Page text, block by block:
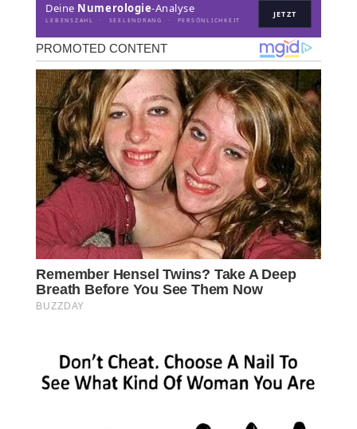
Deine Numerologie-Analyse
LEBENSZAHL · SEELENDRANG · PERSÖNLICHKEIT
JETZT